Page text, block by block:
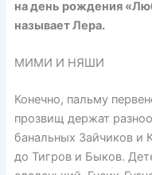
на день рождения
называет Лера.
МИМИ И НЯШИ
Конечно, пальму
прозвищ держат
банальных Зайчиков и
до Тигров и Быков.